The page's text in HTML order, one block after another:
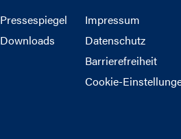
Pressespiegel
Downloads
Impressum
Datenschutz
Barrierefreiheit
Cookie-